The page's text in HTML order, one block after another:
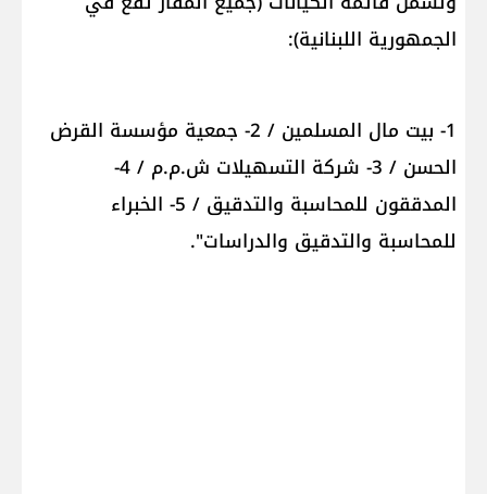
الجمهورية اللبنانية):
1- بيت مال المسلمين / 2- جمعية مؤسسة القرض
الحسن / 3- شركة التسهيلات ش.م.م / 4-
المدققون للمحاسبة والتدقيق / 5- الخبراء
للمحاسبة والتدقيق والدراسات".